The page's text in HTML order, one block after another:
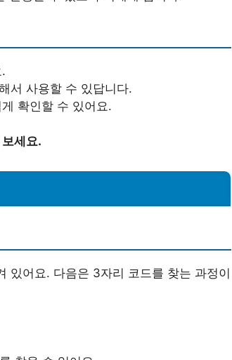
서 사용할 수 있답니다.
확인할 수 있어요.
세요.
있어요. 다음은 3자리 코드를 찾는 과정이